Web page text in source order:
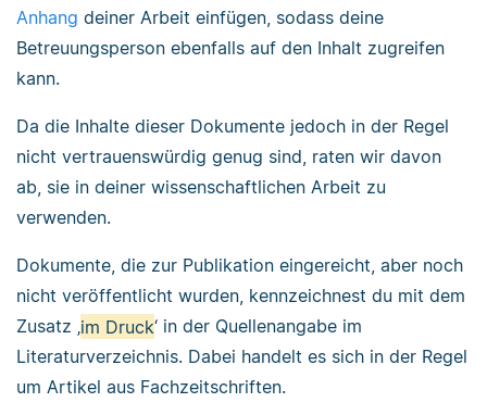
Anhang deiner Arbeit einfügen, sodass deine
Betreuungsperson ebenfalls auf den Inhalt zugreifen
kann.
Da die Inhalte dieser Dokumente jedoch in der Regel
nicht vertrauenswürdig genug sind, raten wir davon
ab, sie in deiner wissenschaftlichen Arbeit zu
verwenden.
Dokumente, die zur Publikation eingereicht, aber noch
nicht veröffentlicht wurden, kennzeichnest du mit dem
Zusatz ‚im Druck‘ in der Quellenangabe im
Literaturverzeichnis. Dabei handelt es sich in der Regel
um Artikel aus Fachzeitschriften.